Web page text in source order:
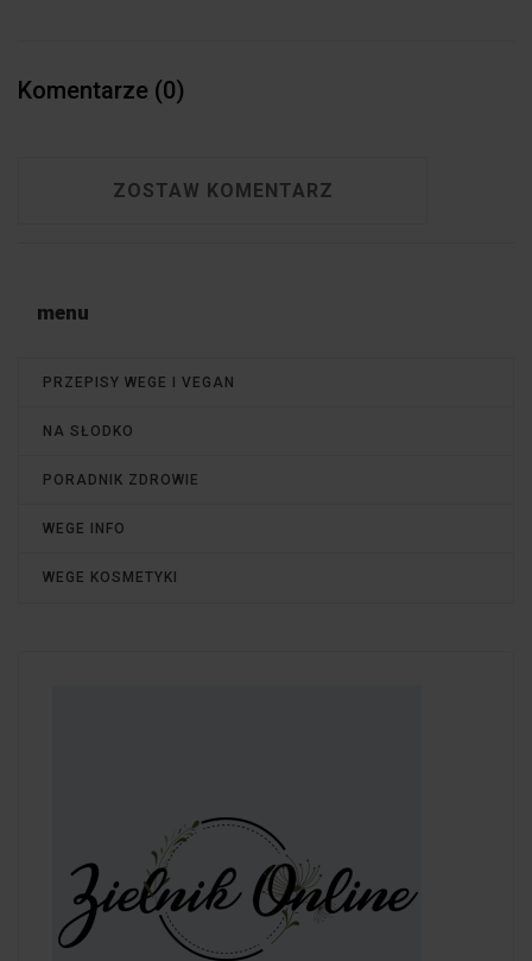
Komentarze (0)
ZOSTAW KOMENTARZ
menu
PRZEPISY WEGE I VEGAN
NA SŁODKO
PORADNIK ZDROWIE
WEGE INFO
WEGE KOSMETYKI